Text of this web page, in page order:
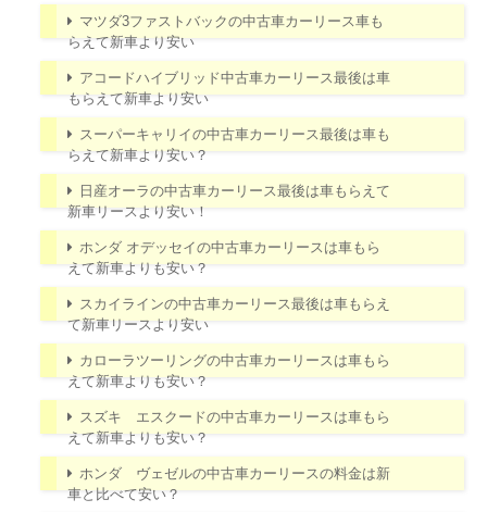
マツダ3ファストバックの中古車カーリース車も
らえて新車より安い
アコードハイブリッド中古車カーリース最後は車
もらえて新車より安い
スーパーキャリイの中古車カーリース最後は車も
らえて新車より安い？
日産オーラの中古車カーリース最後は車もらえて
新車リースより安い！
ホンダ オデッセイの中古車カーリースは車もら
えて新車よりも安い？
スカイラインの中古車カーリース最後は車もらえ
て新車リースより安い
カローラツーリングの中古車カーリースは車もら
えて新車よりも安い？
スズキ エスクードの中古車カーリースは車もら
えて新車よりも安い？
ホンダ ヴェゼルの中古車カーリースの料金は新
車と比べて安い？